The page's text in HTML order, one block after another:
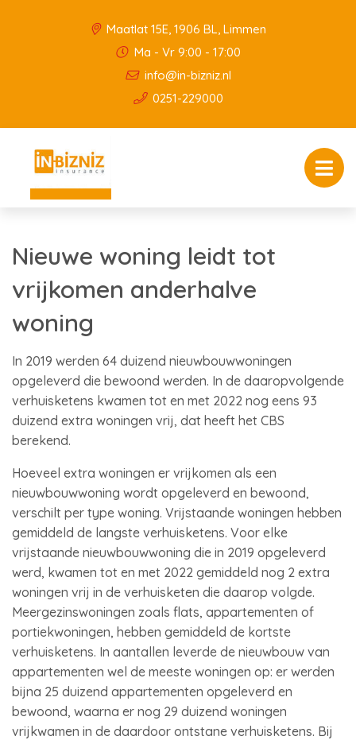
Maatlat 15E, 1906 BL, Limmen
Ma - Vr 9:00 - 17:00
info@in-bizniz.nl
0251-229000
Nieuwe woning leidt tot
vrijkomen anderhalve
woning
In 2019 werden 64 duizend nieuwbouwwoningen
opgeleverd die bewoond werden. In de daaropvolgende
verhuisketens kwamen tot en met 2022 nog eens 93
duizend extra woningen vrij, dat heeft het CBS
berekend.
Hoeveel extra woningen er vrijkomen als een
nieuwbouwwoning wordt opgeleverd en bewoond,
verschilt per type woning. Vrijstaande woningen hebben
gemiddeld de langste verhuisketens. Voor elke
vrijstaande nieuwbouwwoning die in 2019 opgeleverd
werd, kwamen tot en met 2022 gemiddeld nog 2 extra
woningen vrij in de verhuisketen die daarop volgde.
Meergezinswoningen zoals flats, appartementen of
portiekwoningen, hebben gemiddeld de kortste
verhuisketens. In aantallen leverde de nieuwbouw van
appartementen wel de meeste woningen op: er werden
bijna 25 duizend appartementen opgeleverd en
bewoond, waarna er nog 29 duizend woningen
vrijkwamen in de daardoor ontstane verhuisketens. Bij